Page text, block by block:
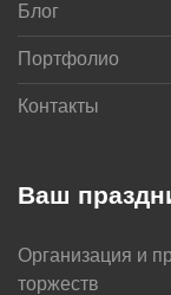
Ваш
Организация и
торжеств
Блог
Портфолио
Контакты